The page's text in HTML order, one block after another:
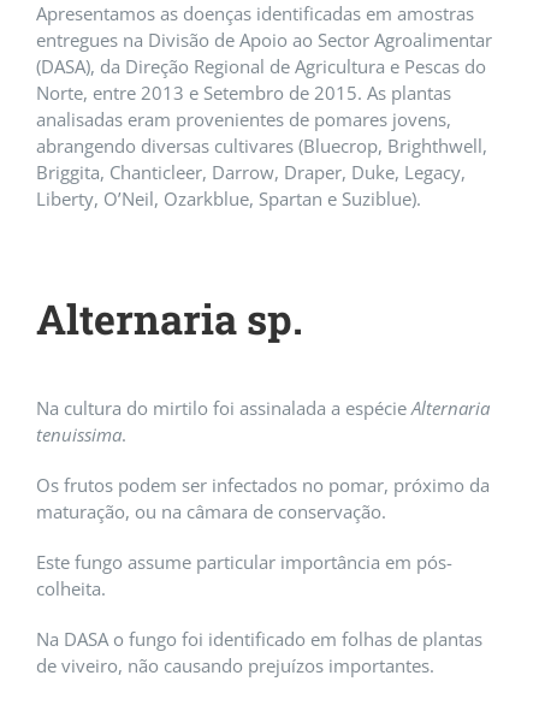
Apresentamos as doenças identificadas em amostras
entregues na Divisão de Apoio ao Sector Agroalimentar
(DASA), da Direção Regional de Agricultura e Pescas do
Norte, entre 2013 e Setembro de 2015. As plantas
analisadas eram provenientes de pomares jovens,
abrangendo diversas cultivares (Bluecrop, Brighthwell,
Briggita, Chanticleer, Darrow, Draper, Duke, Legacy,
Liberty, O’Neil, Ozarkblue, Spartan e Suziblue).
Alternaria sp.
Na cultura do mirtilo foi assinalada a espécie Alternaria
tenuissima.
Os frutos podem ser infectados no pomar, próximo da
maturação, ou na câmara de conservação.
Este fungo assume particular importância em pós-
colheita.
Na DASA o fungo foi identificado em folhas de plantas
de viveiro, não causando prejuízos importantes.